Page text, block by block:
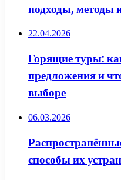
подходы, методы
22.04.2026
Горящие туры:
предложения и
выборе
06.03.2026
способы их